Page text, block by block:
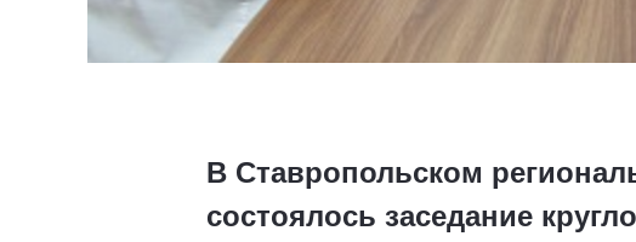
В Ставропольском
состоялось заседание